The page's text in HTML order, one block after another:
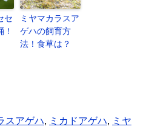
セ
ミヤマカラスア
ゲハの飼育方
法！食草は？
スアゲハ, ミカドアゲハ, ミヤ